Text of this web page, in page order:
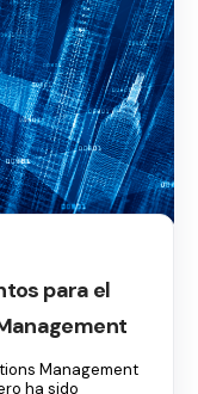
para el
Management
ha sido